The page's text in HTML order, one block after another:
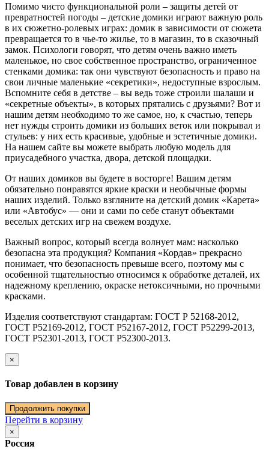
Помимо чисто функциональной роли – защиты детей от
превратностей погоды – детские домики играют важную роль
в их сюжетно-ролевых играх: домик в зависимости от сюжета
превращается то в чье-то жилье, то в магазин, то в сказочный
замок. Психологи говорят, что детям очень важно иметь
маленькое, но свое собственное пространство, ограниченное
стенками домика: так они чувствуют безопасность и право на
свои личные маленькие «секретики», недоступные взрослым.
Вспомните себя в детстве – вы ведь тоже строили шалаши и
«секретные объекты», в которых прятались с друзьями? Вот и
нашим детям необходимо то же самое, но, к счастью, теперь
нет нужды строить домики из больших веток или покрывал и
стульев: у них есть красивые, удобные и эстетичные домики.
На нашем сайте вы можете выбрать любую модель для
приусадебного участка, двора, детской площадки.
От наших домиков вы будете в восторге! Вашим детям
обязательно понравятся яркие краски и необычные формы
наших изделий. Только взгляните на детский домик «Карета»
или «Автобус» — они и сами по себе станут объектами
веселых детских игр на свежем воздухе.
Важный вопрос, который всегда волнует мам: насколько
безопасна эта продукция? Компания «Кордав» прекрасно
понимает, что безопасность превыше всего, поэтому мы с
особенной тщательностью относимся к обработке деталей, их
надежному креплению, окраске нетоксичными, но прочными
красками.
Изделия соответствуют стандартам: ГОСТ Р 52168-2012,
ГОСТ Р52169-2012, ГОСТ Р52167-2012, ГОСТ Р52299-2013,
ГОСТ Р52301-2013, ГОСТ Р52300-2013.
×
Товар добавлен в корзину
Продолжить покупки
Перейти в корзину
×
Россия